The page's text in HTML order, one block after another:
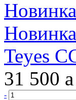
Новинка
Новинка
Teyes
31 500 a
-